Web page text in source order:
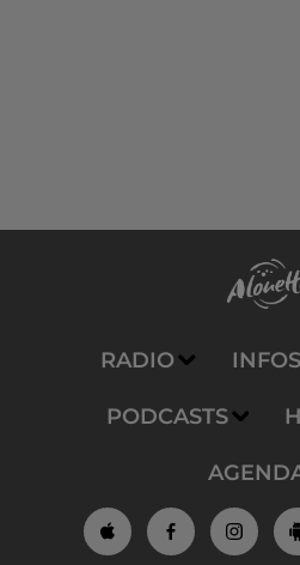
RADIO INFOS
PODCASTS